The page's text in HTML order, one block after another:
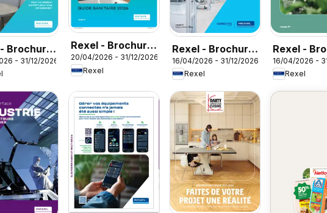
Brochure
- 31/12/2026
Rexel - Brochure
Sanitaire
20/04/2026 - 31/12/2026
Rexel
Rexel - Brochure
spécial industrie
16/04/2026 - 31/12/2026
Rexel
Rexel -
agro
16/04/2026 -
Rexel